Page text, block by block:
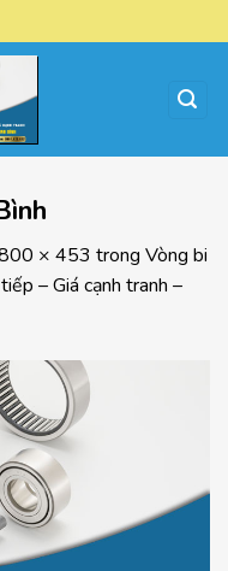
× 453 trong Vòng bi
– Giá cạnh tranh –